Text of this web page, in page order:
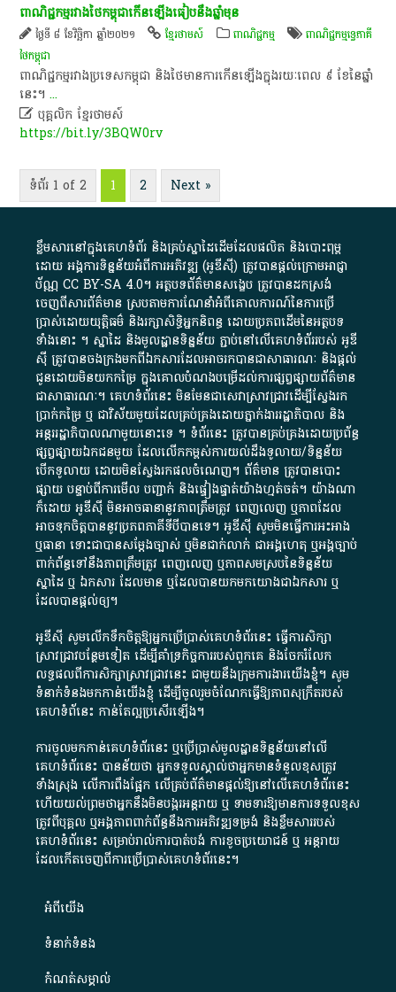
ពាណិជ្ជកម្ម​រវាង​ថៃ​កម្ពុជា​​កើនឡើង​ធៀប​នឹង​ឆ្នាំ​មុន​
ថ្ងៃទី ៨ ខែវិច្ឆិកា ឆ្នាំ២០២១ ខ្មែរថាមស៍ ពាណិជ្ជកម្ម
ពាណិជ្ជកម្ម​ទ្វេ​ភាគី​
ថៃកម្ពុជា
ពាណិជ្ជកម្ម​រវាង​ប្រទេស​កម្ពុជា និង​ថៃ​មាន​ការ​កើន​ឡើង​ក្នុង​រយៈពេល ៩ ខែ​នៃ​ឆ្នាំ​
នេះ។...
 បុគ្គលិក​ ខ្មែរ​ថា​ម​ស៍​
https://bit.ly/3BQW0rv
ទំព័រ 1 of 2 1 2 Next »
ខ្លឹមសារ​នៅ​ក្នុង​គេហទំព័រ និង​គ្រប់​ស្នា​ដៃ​ដើម​ដែល​ផលិត​ និង​បោះពុម្ព​
ដោយ​ អង្គការ​ទិន្នន័យ​អំពី​ការអភិវឌ្ឍ​​ (អូ​ឌី​ស៊ី)​ ត្រូវ​បាន​ផ្តល់​ក្រោម​អាជ្ញា
ប័ណ្ណ​CC BY-SA 4.0។​ អត្ថបទ​ព័ត៌មាន​សង្ខេប​ ត្រូវ​បាន​ដកស្រង់​
ចេញពី​សារព័ត៌មាន ស្របតាមការ​ណែនាំ​អំពី​គោលការណ៍​នៃ​ការ​ប្រើ
ប្រាស់​ដោយ​យុត្តិធម៌​ និង​រក្សាសិទ្ធិអ្នកនិពន្ធ ដោយ​ប្រភពដើម​នៃ​​អត្ថបទ
ទាំង​នោះ​ ។​ ស្នាដៃ​ និង​មូលដ្ឋាន​ទិន្នន័យ ​ភ្ជាប់​នៅ​លើ​គេហទំព័រ​របស់​ អូ​ឌី​
ស៊ី​ ត្រូវ​បាន​ចងក្រង​មក​ពី​ឯកសារ​ដែល​អាច​រក​បានជា​សាធារណៈ​ និង​ផ្តល់​
ជូន​ដោយ​មិន​យក​កម្រៃ​ ក្នុង​គោលបំណង​បម្រើ​ដល់ការ​ផ្សព្វផ្សាយ​ព័ត៌មាន​
ជា​សាធារណៈ​។​ គេហទំព័រ​នេះ​ មិនមែន​ជា​សេវា​ស្រាវជ្រាវ​ដើម្បី​ស្វែងរក
ប្រាក់​កម្រៃ​ ឬ​ ជា​វិស័យ​មួយ​ដែល​គ្រប់គ្រង​ដោយ​ភ្នាក់ងារ​រដ្ឋាភិបាល​ និង ​
អន្តររដ្ឋាភិបាល​ណាមួយ​នោះ​ទេ ​។​ ទំព័រ​នេះ​ ត្រូវ​បាន​គ្រប់គ្រង​ដោយ​ប្រព័ន្ធ​
ផ្សព្វផ្សាយ​ឯកជន​មួយ​ ដែល​លើកកម្ពស់​ការ​យល់​ដឹង​ទូលាយ​/​ទិន្នន័យ​
បើក​ទូលាយ​ ដោយ​មិនស្វែង​រក​ផល​ចំណេញ​។​ ព័ត៌មាន​ ត្រូវ​បាន​បោះ
ផ្សាយ​ បន្ទាប់​ពី​ការ​មើល​ បញ្ជាក់​ និង​ផ្ទៀងផ្ទាត់​យ៉ាង​ហ្មត់ចត់​។​ យ៉ាងណា​
ក៏​ដោយ​ អូ​ឌី​ស៊ី​ មិន​អាច​ធានា​នូវ​ភាព​ត្រឹមត្រូវ​ ពេញលេញ​ ឬ​ភាព​ដែល​
អាច​ទុកចិត្ត​បាននូវ​ប្រភព​ភាគី​ទី​បី​បាន​ទេ​។​ អូ​ឌី​ស៊ី​ សូម​មិន​ធ្វើការ​អះអាង​
ឬ​ធានា​ ទោះជា​បាន​សម្តែង​ច្បាស់​ ឬ​មិន​ជាក់លាក់​ ជា​អង្គហេតុ​ ឬ​អង្គច្បាប់​
ពាក់ព័ន្ធ​ទៅ​នឹង​ភាព​ត្រឹមត្រូវ​ ពេញលេញ​ ឬ​ភាព​សម​ស្រប​នៃ​ទិន្នន័យ​
ស្នាដៃ​ ឬ​ ឯកសារ​ ដែល​មាន​ ឬ​ដែល​បាន​យក​មក​យោង​ជា​ឯកសារ​ ឬ​
ដែល​បាន​ផ្តល់​ឲ្យ​។
អូឌីស៊ី សូមលើកទឹកចិត្តឱ្យអ្នកប្រើប្រាស់គេហទំព័រនេះ ធ្វើការសិក្សា
ស្រាវជ្រាវបន្ថែមទៀត ដើម្បីគាំទ្រកិច្ចការ​របស់ពួកគេ និងចែករំលែក
លទ្ធផលពីការសិក្សាស្រាវជ្រាវនេះ ជាមួយនឹងក្រុមការងារយើងខ្ញុំ។ សូម
ទំនាក់ទំនងមកកាន់យើងខ្ញុំ ដើម្បីចូលរួមចំណែកធ្វើឱ្យភាពសុក្រឹតរបស់
គេហទំព័នេះ កាន់តែល្អប្រសើរឡើង។
ការចូលមកកាន់គេហទំព័រនេះ ឬប្រើប្រាស់មូលដ្ឋានទិន្នន័យនៅលើ
គេហទំព័រនេះ បានន័យថា អ្នកទទួលស្គាល់ថាអ្នកមានទំនួលខុសត្រូវ
ទាំងស្រុង លើការពឹងផ្អែក លើគ្រប់ព័ត៌មានផ្តល់ឱ្យនៅលើគេហទំព័រនេះ
ហើយយល់ព្រមថាអ្នកនឹងមិនបង្ករអន្តរាយ ឬ ទាមទារ​ឱ្យមានការទទួលខុស​
ត្រូវពីបុគ្គល ឬអង្គភាពពាក់ព័ន្ធនឹងការអភិវឌ្ឍទម្រង់ និងខ្លឹមសាររបស់
គេហទំព័រនេះ សម្រាប់រាល់ការបាត់បង់ ការខូចប្រយោជន៍ ឬ អន្តរាយ
ដែលកើតចេញពីការប្រើប្រាស់គេហទំព័រនេះ។
អំពី​យើង​
ទំនាក់ទំនង
កំណត់សម្គាល់